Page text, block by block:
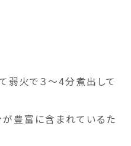
弱火で３～4分煮出して
が豊富に含まれているた